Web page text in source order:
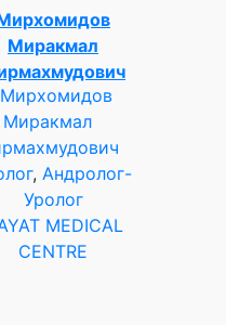
Миракмал
, Андролог-
Уролог
MEDICAL
CENTRE